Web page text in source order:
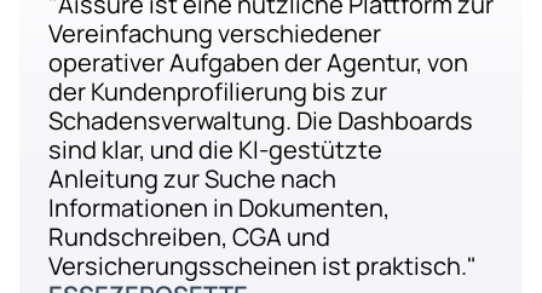
Vereinfachung verschiedener
operativer Aufgaben der Agentur, von
der Kundenprofilierung bis zur
Schadensverwaltung. Die Dashboards
sind klar, und die KI-gestützte
Anleitung zur Suche nach
Informationen in Dokumenten,
Rundschreiben, CGA und
Versicherungsscheinen ist praktisch."